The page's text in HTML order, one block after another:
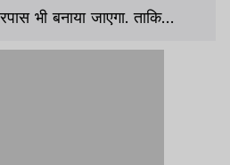
भी बनाया जाएगा. ताकि